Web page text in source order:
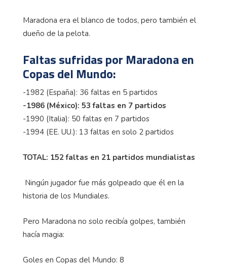
Maradona era el blanco de todos, pero también el
dueño de la pelota.
Faltas sufridas por Maradona en
Copas del Mundo:
-1982 (España): 36 faltas en 5 partidos
-1986 (México): 53 faltas en 7 partidos
-1990 (Italia): 50 faltas en 7 partidos
-1994 (EE. UU.): 13 faltas en solo 2 partidos
TOTAL: 152 faltas en 21 partidos mundialistas
Ningún jugador fue más golpeado que él en la
historia de los Mundiales.
Pero Maradona no solo recibía golpes, también
hacía magia:
Goles en Copas del Mundo: 8